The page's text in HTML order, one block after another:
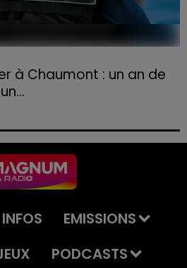
à Chaumont : un an de
de son véhicule.
INFOS
EMISSIONS
PODCASTS